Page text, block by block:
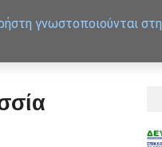
APXIKH ΕΞΥΠΗΡΕΤΗΣΗ
γνωστοποιούνται